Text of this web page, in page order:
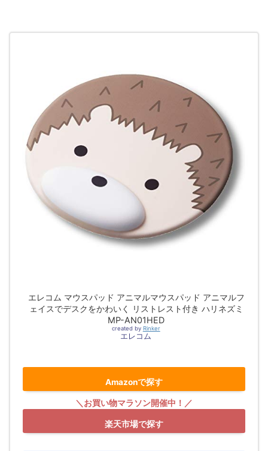
エレコム マウスパッド アニマルマウスパッド アニマルフ
ェイスでデスクをかわいく リストレスト付き ハリネズミ
MP-AN01HED
created by Rinker
エレコム
Amazonで探す
楽天市場で探す